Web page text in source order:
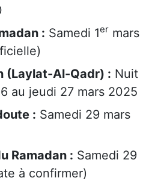
: Samedi 1er mars
(Laylat-Al-Qadr) : Nuit
au jeudi 27 mars 2025
: Samedi 29 mars
Ramadan : Samedi 29
à confirmer)